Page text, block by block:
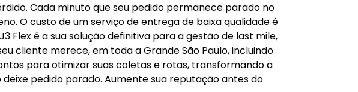
Cada minuto que seu pedido permanece parado no
O custo de um serviço de entrega de baixa qualidade é
é a sua solução definitiva para a gestão de last mile,
cliente merece, em toda a Grande São Paulo, incluindo
para otimizar suas coletas e rotas, transformando a
pedido parado. Aumente sua reputação antes do